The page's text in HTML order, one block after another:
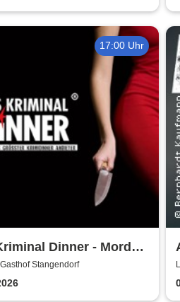
17:00 Uhr
Dinner - Mord
Firmenfeier
Stangendorf